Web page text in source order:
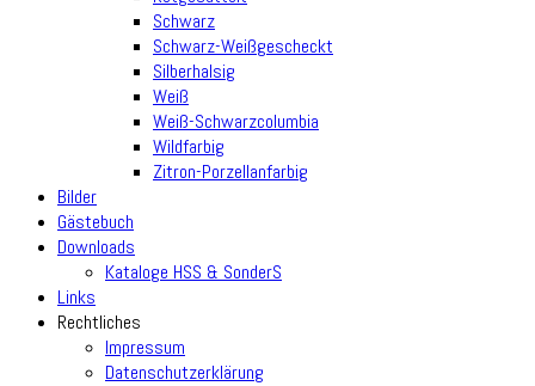
Schwarz
Schwarz-Weißgescheckt
Silberhalsig
Weiß
Weiß-Schwarzcolumbia
Wildfarbig
Zitron-Porzellanfarbig
Bilder
Gästebuch
Downloads
Kataloge HSS & SonderS
Links
Rechtliches
Impressum
Datenschutzerklärung